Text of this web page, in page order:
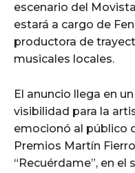
escenario del
estará a cargo de
productora de
musicales locales.
El anuncio llega en
visibilidad para la
emocionó al público
Premios Martín
“Recuérdame”, en